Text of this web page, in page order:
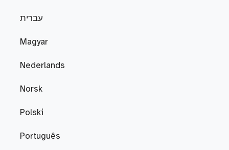
עברית
Magyar
Nederlands
Norsk
Polski
Português